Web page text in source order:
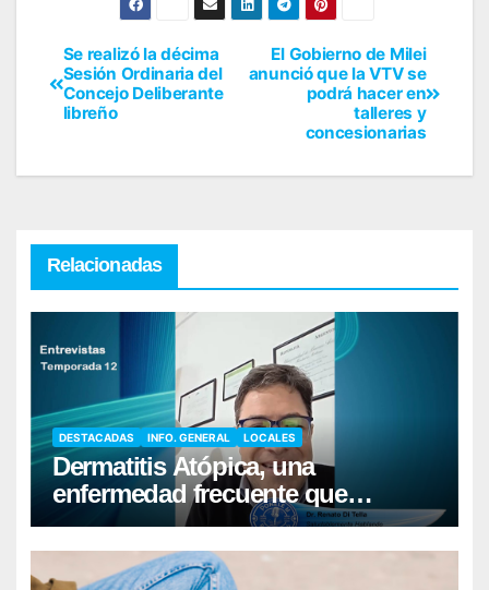
El Gobierno de Milei
anunció que la VTV se
podrá hacer en
talleres y
concesionarias
Se realizó la décima
Sesión Ordinaria del
Concejo Deliberante
libreño
Relacionadas
DESTACADAS INFO. GENERAL LOCALES
Dermatitis Atópica, una
enfermedad frecuente que
requiere cuidados diarios de la
piel